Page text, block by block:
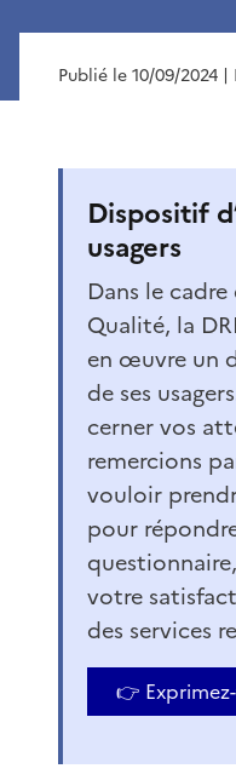
Publié le 10/09/2024 |
Dispositif
usagers
Dans le
Qualité, la
en œuvre un
de ses
cerner vos
remercions
vouloir
pour
votre
des services
👉